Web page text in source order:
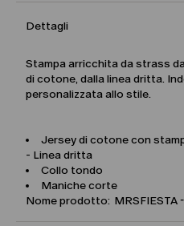
Dettagli
Stampa arricchita da strass
di cotone, dalla linea dritta.
personalizzata allo stile.
Jersey di cotone con
- Linea dritta
Collo tondo
Maniche corte
Nome prodotto: MRSFIESTA